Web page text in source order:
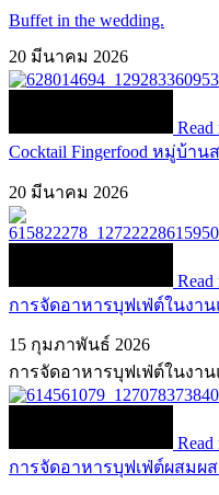
Buffet in the wedding.
20 มีนาคม 2026
Read
Cocktail Fingerfood หมู่บ้า
20 มีนาคม 2026
Read
การจัดอาหารบุฟเฟ่ต์ในงา
15 กุมภาพันธ์ 2026
การจัดอาหารบุฟเฟ่ต์ในงาน
Read
การจัดอาหารบุฟเฟ่ต์ผสมผ